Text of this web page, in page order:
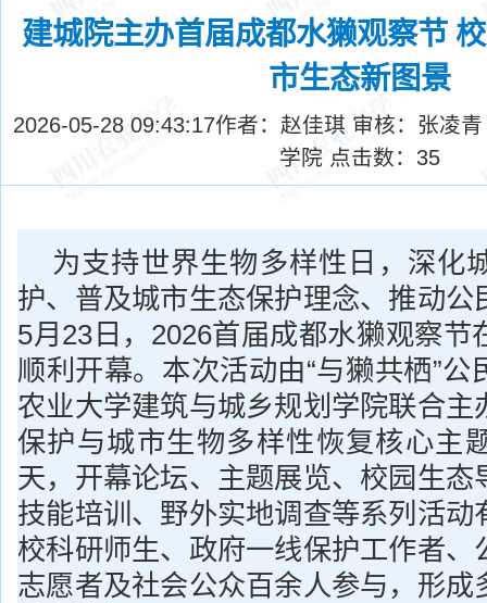
建城院主办首届成都水獭观察节
市生态新图景
2026-05-28 09:43:17作者：赵佳琪 审核：张凌
学院 点击数： 35
为支持世界生物多样性日，深化
护、普及城市生态保护理念、推动公
5月23日，2026首届成都水獭观察节
顺利开幕。本次活动由“与獭共栖”公
农业大学建筑与城乡规划学院联合主
保护与城市生物多样性恢复核心主
天，开幕论坛、主题展览、校园生态
技能培训、野外实地调查等系列活动
校科研师生、政府一线保护工作者、
志愿者及社会公众百余人参与，形成